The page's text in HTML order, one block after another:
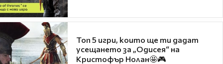
Топ 5 игри, които ще ти дадат
усещането за „Одисея“ на
Кристофър Нолан🤩🎮